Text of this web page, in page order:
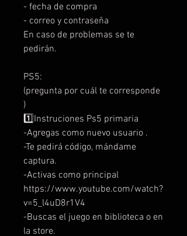
- fecha de compra
- correo y contraseña
En caso de problemas se te
pedirán.
PS5:
(pregunta por cuál te corresponde
)
1️⃣Instruciones Ps5 primaria
-Agregas como nuevo usuario .
-Te pedirá código, mándame
captura.
-Activas como principal
https://www.youtube.com/watch?
v=5_l4uD8r1V4
-Buscas el juego en biblioteca o en
la store.